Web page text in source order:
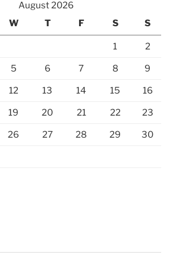
August 2026
W T F S S
1 2
5 6 7 8 9
12 13 14 15 16
19 20 21 22 23
26 27 28 29 30